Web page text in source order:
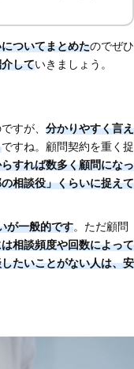
ついてまとめたのでぜひ
していきましょう。
すが、 分かりやすく言え
ですね。顧問契約を重く捉
すれば数多く顧問になっ
相談役」くらいに捉えて
が一般的です。ただ顧問
相談頻度や回数によって
たいことがない人は、安